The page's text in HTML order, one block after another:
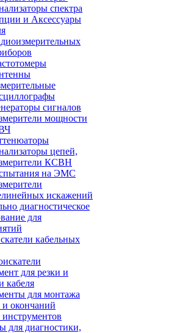
спектра
и Аксессуары
сигналов
мощности
цепей,
КСВН
на ЭМС
искажений
диагностическое
для
кабельных
для резки и
кабеля
для монтажа
и окончаний
для диагностики,